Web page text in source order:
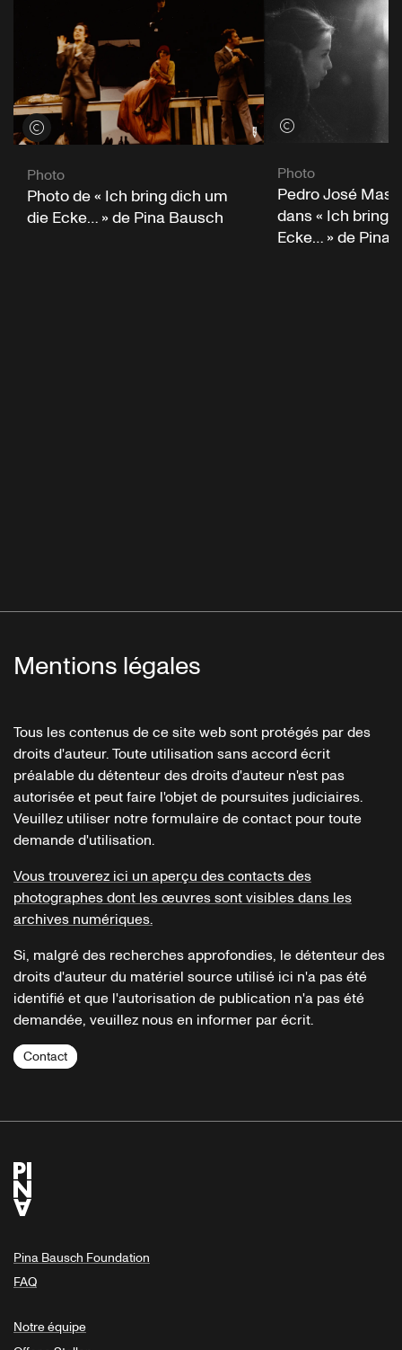
Voir les crédits
Photo
Photo de « Ich bring dich um
die Ecke… » de Pina Bausch
Voir les crédits
Photo
Pedro José
dans « Ich bring
Ecke… » de Pina
Mentions légales
Tous les contenus de ce site web sont protégés par des
droits d'auteur. Toute utilisation sans accord écrit
préalable du détenteur des droits d'auteur n'est pas
autorisée et peut faire l'objet de poursuites judiciaires.
Veuillez utiliser notre formulaire de contact pour toute
demande d'utilisation.
Vous trouverez ici un aperçu des contacts des
photographes dont les œuvres sont visibles dans les
archives numériques.
Si, malgré des recherches approfondies, le détenteur des
droits d'auteur du matériel source utilisé ici n'a pas été
identifié et que l'autorisation de publication n'a pas été
demandée, veuillez nous en informer par écrit.
Contact
Pina Bausch Foundation
FAQ
Notre équipe